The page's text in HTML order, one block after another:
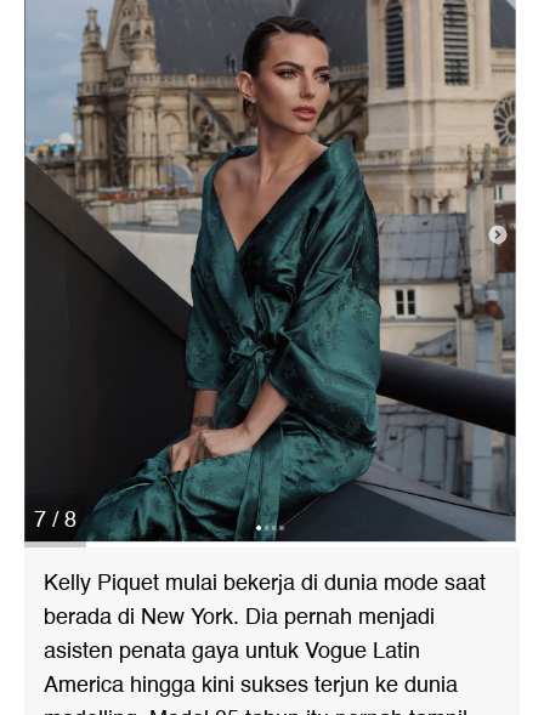
7 / 8
Kelly Piquet mulai bekerja di dunia mode saat
berada di New York. Dia pernah menjadi
asisten penata gaya untuk Vogue Latin
America hingga kini sukses terjun ke dunia